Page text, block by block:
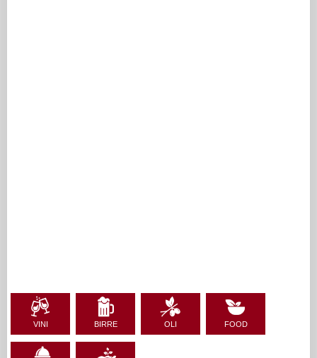
VINI BIRRE OLI FOOD